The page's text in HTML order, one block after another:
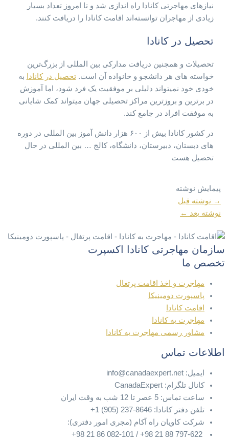
نیازهای مهاجرتی کانادا راه اندازی شد و تا امروز تعداد بسیار
زیادی از مهاجران توانسته‌اند اقامت کانادا را دریافت کنند.
تحصیل در کانادا
تحصیلات و همچنین دریافت مدارکی بین المللی از بزرگ‌ترین
خواسته های هر دانشجو و خانواده آن است.تحصیل در کانادا
به
خودی خود نمیتواند دلیلی بر موفقیت یک فرد شود، اما آموزش
در برترین و بروزترین مراکز تحصیلی جهان میتواند کمک شایانی
به موفقت افراد در جامع کند.
در کشور کانادا بیش از ۶۰۰ هزار دانش آموز بین المللی در دوره
های دبستان، دبیرستان، دانشگاه، کالج … بین المللی در حال
تحصیل هست
پیمایش نوشته
→ نوشته قبل
نوشته بعد ←
سازمان مهاجرتی کانادا اکسپرت
تخصص ما
مهاجرت و اخذ اقامت پرتغال
پاسپورت دومینیکا
اقامت کانادا
مهاجرت به کانادا
مشاور رسمی مهاجرت به کانادا
اطلاعات تماس
ایمیل: info@canadaexpert.net
کانال تلگرام: CanadaExpert
ساعت تماس: 5 عصر تا 12 شب به وقت ایران
تلفن دفتر کانادا: 8646-237 (905) 1+
شرکت کاویان راه آکام (مجری امور دفتری):